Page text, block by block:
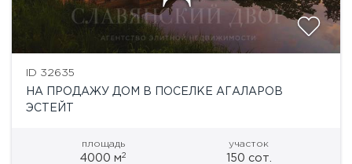
ID 32635
НА ПРОДАЖУ ДОМ В ПОСЕЛКЕ АГАЛАРОВ
ЭСТЕЙТ
площадь
4000 м2
участок
150 сот.